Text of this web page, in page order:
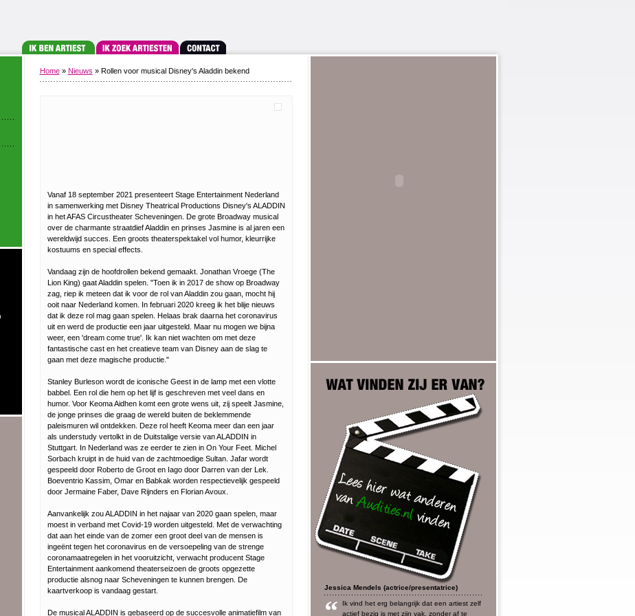
Home » Nieuws » Rollen voor musical Disney's Aladdin bekend
Vanaf 18 september 2021 presenteert Stage Entertainment Nederland
in samenwerking met Disney Theatrical Productions Disney's ALADDIN
in het AFAS Circustheater Scheveningen. De grote Broadway musical
over de charmante straatdief Aladdin en prinses Jasmine is al jaren een
wereldwijd succes. Een groots theaterspektakel vol humor, kleurrijke
kostuums en special effects.
Vandaag zijn de hoofdrollen bekend gemaakt. Jonathan Vroege (The
Lion King) gaat Aladdin spelen. "Toen ik in 2017 de show op Broadway
zag, riep ik meteen dat ik voor de rol van Aladdin zou gaan, mocht hij
ooit naar Nederland komen. In februari 2020 kreeg ik het blije nieuws
dat ik deze rol mag gaan spelen. Helaas brak daarna het coronavirus
uit en werd de productie een jaar uitgesteld. Maar nu mogen we bijna
weer, een 'dream come true'. Ik kan niet wachten om met deze
fantastische cast en het creatieve team van Disney aan de slag te
gaan met deze magische productie."
Stanley Burleson wordt de iconische Geest in de lamp met een vlotte
babbel. Een rol die hem op het lijf is geschreven met veel dans en
humor. Voor Keoma Aidhen komt een grote wens uit, zij speelt Jasmine,
de jonge prinses die graag de wereld buiten de beklemmende
paleismuren wil ontdekken. Deze rol heeft Keoma meer dan een jaar
als understudy vertolkt in de Duitstalige versie van ALADDIN in
Stuttgart. In Nederland was ze eerder te zien in On Your Feet. Michel
Sorbach kruipt in de huid van de zachtmoedige Sultan. Jafar wordt
gespeeld door Roberto de Groot en Iago door Darren van der Lek.
Boeventrio Kassim, Omar en Babkak worden respectievelijk gespeeld
door Jermaine Faber, Dave Rijnders en Florian Avoux.
Aanvankelijk zou ALADDIN in het najaar van 2020 gaan spelen, maar
moest in verband met Covid-19 worden uitgesteld. Met de verwachting
dat aan het einde van de zomer een groot deel van de mensen is
ingeënt tegen het coronavirus en de versoepeling van de strenge
coronamaatregelen in het vooruitzicht, verwacht producent Stage
Entertainment aankomend theaterseizoen de groots opgezette
productie alsnog naar Scheveningen te kunnen brengen. De
kaartverkoop is vandaag gestart.
De musical ALADDIN is gebaseerd op de succesvolle animatiefilm van
Jessica Mendels (actrice/presentatrice)
Ik vind het erg belangrijk dat een artiest zelf
actief bezig is met zijn vak, zonder af te